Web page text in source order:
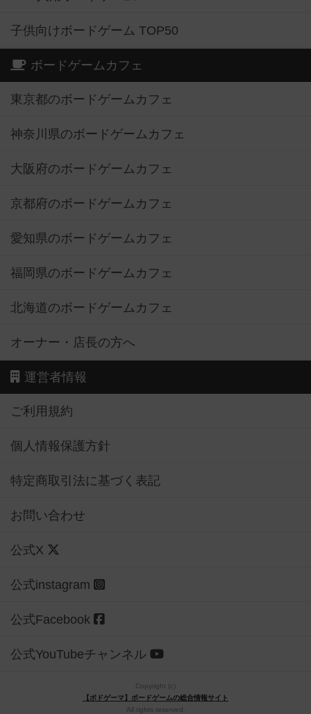
子供向けボードゲーム TOP50
ボードゲームカフェ
東京都のボードゲームカフェ
神奈川県のボードゲームカフェ
大阪府のボードゲームカフェ
京都府のボードゲームカフェ
愛知県のボードゲームカフェ
福岡県のボードゲームカフェ
北海道のボードゲームカフェ
オーナー・店長の方へ
運営者情報
ご利用規約
個人情報保護方針
特定商取引法に基づく表記
お問い合わせ
公式X
公式instagram
公式Facebook
公式YouTubeチャンネル
Copyright (c)
【ボドゲーマ】ボードゲームの総合情報サイト
All rights reserved.